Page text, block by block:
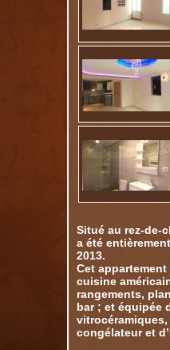
Situé au rez-de-
a été
2013.
Cet appartement
cuisine
rangements,
bar ; et équipée
congélateur et